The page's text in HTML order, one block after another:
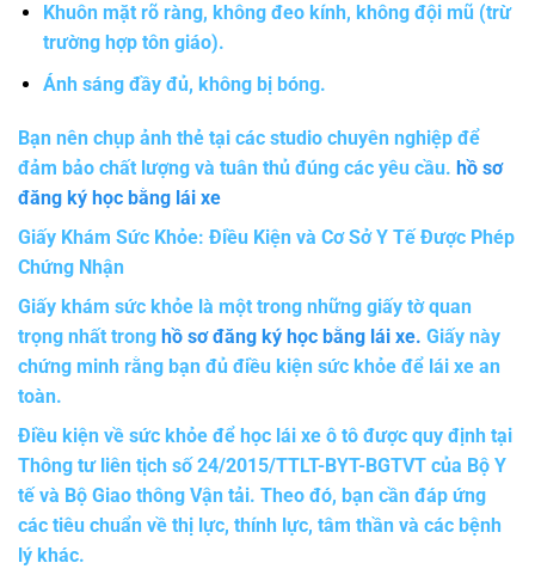
Khuôn mặt rõ ràng, không đeo kính, không đội mũ (trừ
trường hợp tôn giáo).
Ánh sáng đầy đủ, không bị bóng.
Bạn nên chụp ảnh thẻ tại các studio chuyên nghiệp để
đảm bảo chất lượng và tuân thủ đúng các yêu cầu. hồ sơ
đăng ký học bằng lái xe
Giấy Khám Sức Khỏe: Điều Kiện và Cơ Sở Y Tế Được Phép
Chứng Nhận
Giấy khám sức khỏe là một trong những giấy tờ quan
trọng nhất trong hồ sơ đăng ký học bằng lái xe. Giấy này
chứng minh rằng bạn đủ điều kiện sức khỏe để lái xe an
toàn.
Điều kiện về sức khỏe để học lái xe ô tô được quy định tại
Thông tư liên tịch số 24/2015/TTLT-BYT-BGTVT của Bộ Y
tế và Bộ Giao thông Vận tải. Theo đó, bạn cần đáp ứng
các tiêu chuẩn về thị lực, thính lực, tâm thần và các bệnh
lý khác.